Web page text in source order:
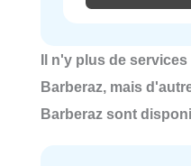
Il n'y plus de
Barberaz, mais
Barberaz sont